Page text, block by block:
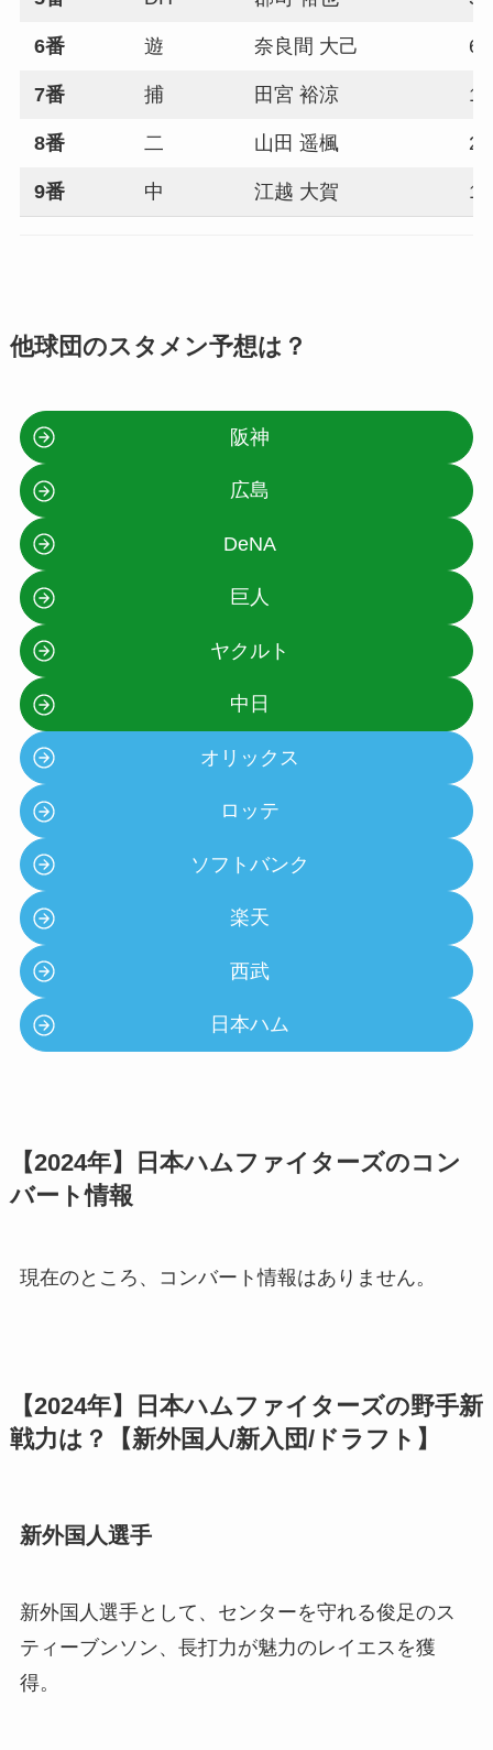
6番 遊 奈良間 大己
7番 捕 田宮 裕涼
8番 二 山田 遥楓
9番 中 江越 大賀
他球団のスタメン予想は？
阪神
広島
DeNA
巨人
ヤクルト
中日
オリックス
ロッテ
ソフトバンク
楽天
西武
日本ハム
【2024年】日本ハムファイターズのコン
バート情報
現在のところ、コンバート情報はありません。
【2024年】日本ハムファイターズの野手新
戦力は？【新外国人/新入団/ドラフト】
新外国人選手
新外国人選手として、センターを守れる俊足のス
ティーブンソン、長打力が魅力のレイエスを獲
得。